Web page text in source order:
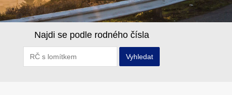
Najdi se podle rodného čísla
Vyhledat